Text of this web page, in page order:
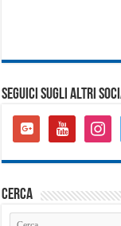
SEGUICI SUGLI ALTRI
google-
plus-
youtube
cerca